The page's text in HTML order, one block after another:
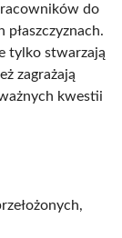
do
płaszczyznach.
tylko stwarzają
zagrażają
kwestii